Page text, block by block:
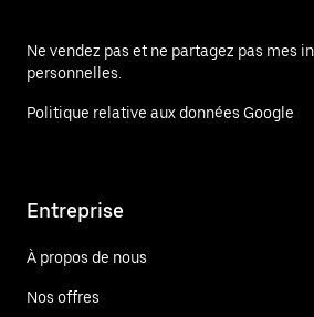
Ne vendez pas et ne partagez pas mes
personnelles.
Politique relative aux données Google
Entreprise
À propos de nous
Nos offres